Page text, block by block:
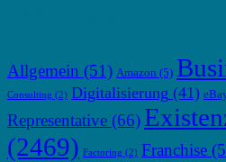
Allgemein (51) Amazon (5)
Consulting (2) Digitalisierung (41)
Representative (66)
(2469) Factoring (2) Franchise